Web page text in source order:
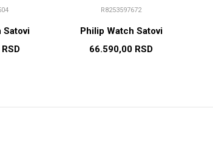
Satovi
RSD
R8253597672
Philip Watch Satovi
66.590,00 RSD